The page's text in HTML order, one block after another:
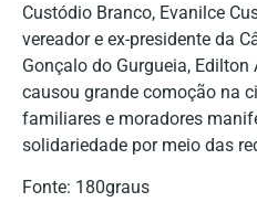
Custódio Branco, Evanilce
vereador e ex-presidente da
Gonçalo do Gurgueia,
causou grande comoção na
familiares e moradores
solidariedade por meio das
Fonte: 180graus